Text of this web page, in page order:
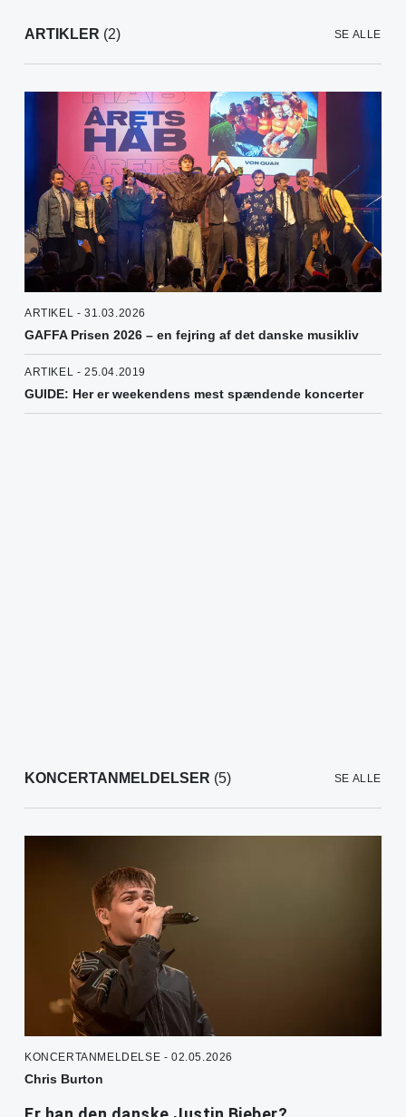
ARTIKLER (2) SE ALLE
ARTIKEL - 31.03.2026
GAFFA Prisen 2026 – en fejring af det danske musikliv
ARTIKEL - 25.04.2019
GUIDE: Her er weekendens mest spændende koncerter
KONCERTANMELDELSER (5) SE ALLE
KONCERTANMELDELSE - 02.05.2026
Chris Burton